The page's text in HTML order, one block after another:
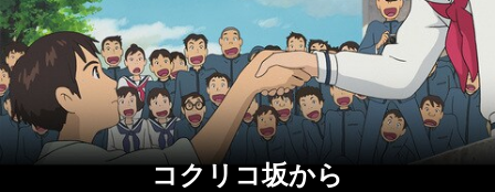
コクリコ坂から